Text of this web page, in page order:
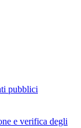
pubblici
e verifica degli